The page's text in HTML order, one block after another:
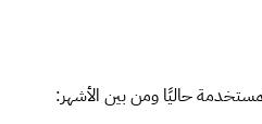
حاليًا ومن بين الأشهر: